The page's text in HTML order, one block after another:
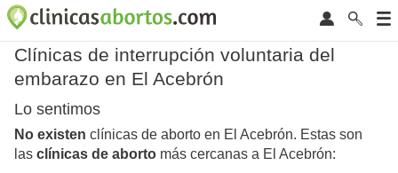
Clínicas de interrupción voluntaria del
embarazo en El Acebrón
Lo sentimos
No existen clínicas de aborto en El Acebrón. Estas son
las clínicas de aborto más cercanas a El Acebrón: